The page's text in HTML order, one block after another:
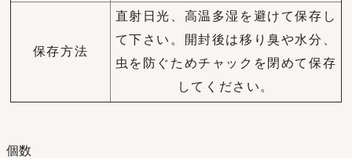
保存方法
直射日光、高温多湿を避けて保存し
て下さい。開封後は移り臭や水分、
虫を防ぐためチャックを閉めて保存
してください。
個数